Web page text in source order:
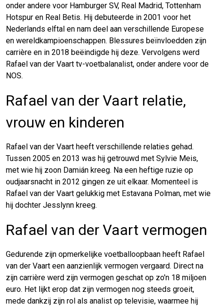
onder andere voor Hamburger SV, Real Madrid, Tottenham
Hotspur en Real Betis. Hij debuteerde in 2001 voor het
Nederlands elftal en nam deel aan verschillende Europese
en wereldkampioenschappen. Blessures beïnvloedden zijn
carrière en in 2018 beëindigde hij deze. Vervolgens werd
Rafael van der Vaart tv-voetbalanalist, onder andere voor de
NOS.
Rafael van der Vaart relatie,
vrouw en kinderen
Rafael van der Vaart heeft verschillende relaties gehad.
Tussen 2005 en 2013 was hij getrouwd met Sylvie Meis,
met wie hij zoon Damián kreeg. Na een heftige ruzie op
oudjaarsnacht in 2012 gingen ze uit elkaar. Momenteel is
Rafael van der Vaart gelukkig met Estavana Polman, met wie
hij dochter Jesslynn kreeg.
Rafael van der Vaart vermogen
Gedurende zijn opmerkelijke voetballoopbaan heeft Rafael
van der Vaart een aanzienlijk vermogen vergaard. Direct na
zijn carrière werd zijn vermogen geschat op zo'n 18 miljoen
euro. Het lijkt erop dat zijn vermogen nog steeds groeit,
mede dankzij zijn rol als analist op televisie, waarmee hij